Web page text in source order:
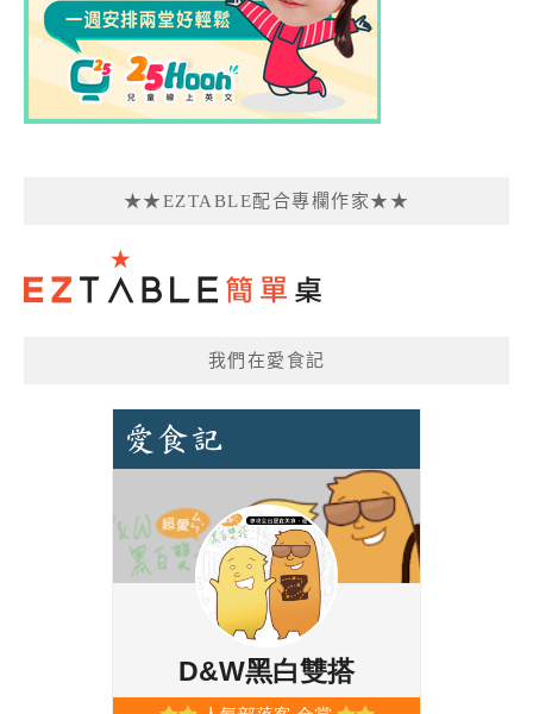
★★EZTABLE配合專欄作家★★
我們在愛食記